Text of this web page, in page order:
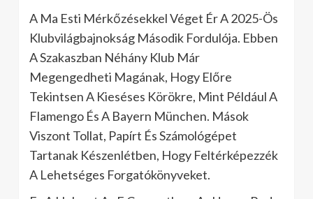
A Ma Esti Mérkőzésekkel Véget Ér A 2025-Ös
Klubvilágbajnokság Második Fordulója. Ebben
A Szakaszban Néhány Klub Már
Megengedheti Magának, Hogy Előre
Tekintsen A Kieséses Körökre, Mint Például A
Flamengo És A Bayern München. Mások
Viszont Tollat, Papírt És Számológépet
Tartanak Készenlétben, Hogy Feltérképezzék
A Lehetséges Forgatókönyveket.